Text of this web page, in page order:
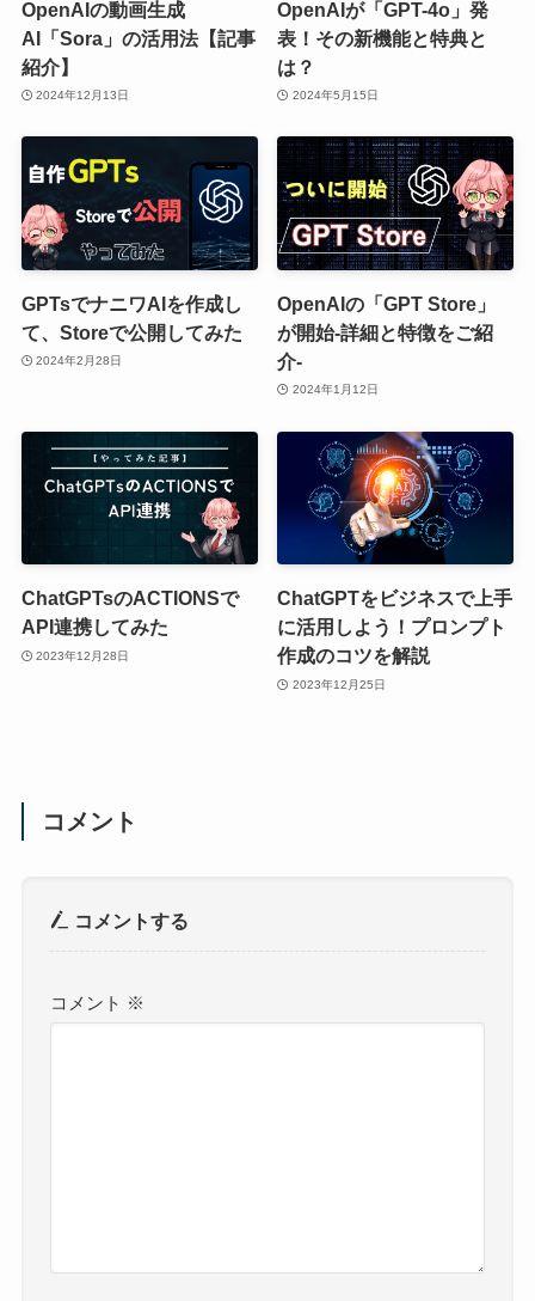
OpenAIの動画生成
AI「Sora」の活用法【記事
紹介】
2024年12月13日
OpenAIが「GPT-4o」発
表！その新機能と特典と
は？
2024年5月15日
GPTsでナニワAIを作成し
て、Storeで公開してみた
2024年2月28日
OpenAIの「GPT Store」
が開始-詳細と特徴をご紹
介-
2024年1月12日
ChatGPTsのACTIONSで
API連携してみた
2023年12月28日
ChatGPTをビジネスで上手
に活用しよう！プロンプト
作成のコツを解説
2023年12月25日
コメント
コメントする
コメント ※